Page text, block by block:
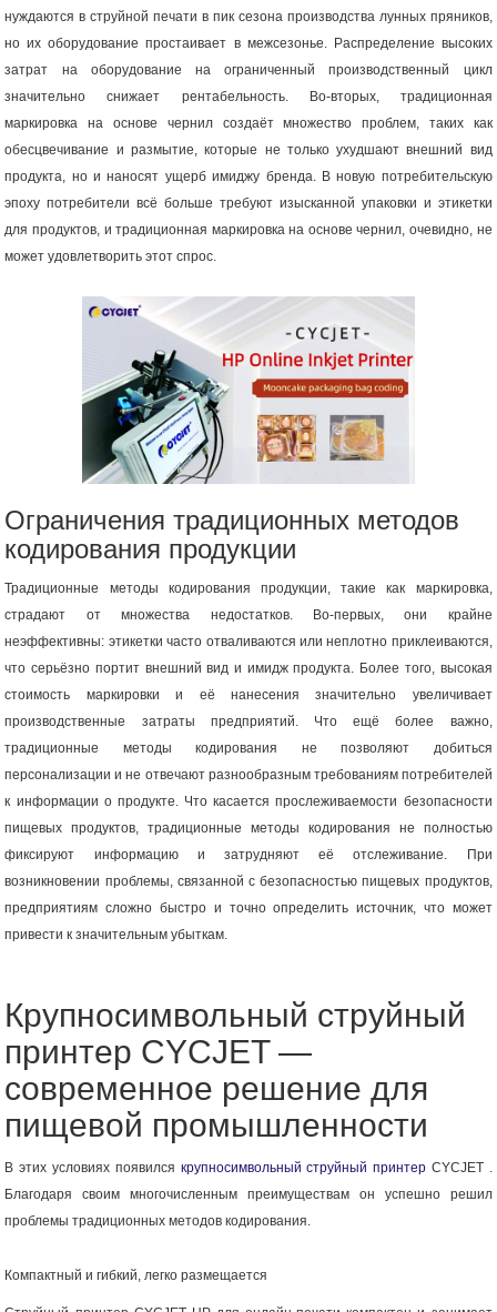
нуждаются в струйной печати в пик сезона производства лунных пряников,
но их оборудование простаивает в межсезонье. Распределение высоких
затрат на оборудование на ограниченный производственный цикл
значительно снижает рентабельность. Во-вторых, традиционная
маркировка на основе чернил создаёт множество проблем, таких как
обесцвечивание и размытие, которые не только ухудшают внешний вид
продукта, но и наносят ущерб имиджу бренда. В новую потребительскую
эпоху потребители всё больше требуют изысканной упаковки и этикетки
для продуктов, и традиционная маркировка на основе чернил, очевидно, не
может удовлетворить этот спрос.
Ограничения традиционных методов
кодирования продукции
Традиционные методы кодирования продукции, такие как маркировка,
страдают от множества недостатков. Во-первых, они крайне
неэффективны: этикетки часто отваливаются или неплотно приклеиваются,
что серьёзно портит внешний вид и имидж продукта. Более того, высокая
стоимость маркировки и её нанесения значительно увеличивает
производственные затраты предприятий. Что ещё более важно,
традиционные методы кодирования не позволяют добиться
персонализации и не отвечают разнообразным требованиям потребителей
к информации о продукте. Что касается прослеживаемости безопасности
пищевых продуктов, традиционные методы кодирования не полностью
фиксируют информацию и затрудняют её отслеживание. При
возникновении проблемы, связанной с безопасностью пищевых продуктов,
предприятиям сложно быстро и точно определить источник, что может
привести к значительным убыткам.
Крупносимвольный струйный
принтер CYCJET —
современное решение для
пищевой промышленности
В этих условиях появился крупносимвольный струйный принтер CYCJET .
Благодаря своим многочисленным преимуществам он успешно решил
проблемы традиционных методов кодирования.
Компактный и гибкий, легко размещается